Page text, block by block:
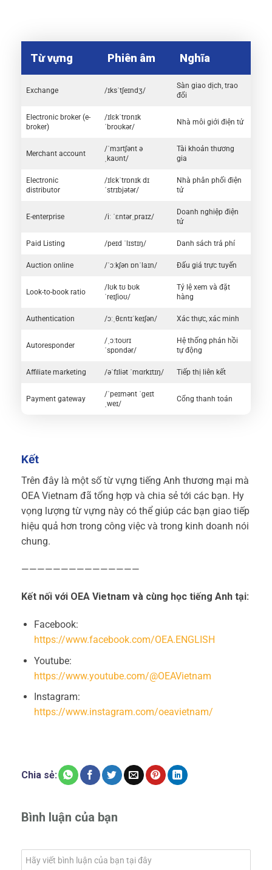
Từ vựng Phiên âm Nghĩa
Exchange /ɪksˈtʃeɪndʒ/
Sàn giao dịch, trao
đổi
Electronic broker (e-
broker)
/ɪlɛkˈtrɒnɪk
ˈbroʊkər/
Nhà môi giới điện tử
Merchant account
/ˈmɜrtʃənt ə
ˌkaʊnt/
Tài khoản thương
gia
Electronic
distributor
/ɪlɛkˈtrɒnɪk dɪ
ˈstrɪbjətər/
Nhà phân phối điện
tử
E-enterprise /iː ˈɛntərˌpraɪz/
Doanh nghiệp điện
tử
Paid Listing /peɪd ˈlɪstɪŋ/ Danh sách trả phí
Auction online /ˈɔːkʃən ɒnˈlaɪn/ Đấu giá trực tuyến
Look-to-book ratio
/lʊk tʊ bʊk
ˈreɪʃioʊ/
Tỷ lệ xem và đặt
hàng
Authentication /ɔːˌθɛntɪˈkeɪʃən/ Xác thực, xác minh
Autoresponder
/ˌɔːtoʊrɪ
ˈspɒndər/
Hệ thống phản hồi
tự động
Affiliate marketing /əˈfɪliət ˈmɑrkɪtɪŋ/ Tiếp thị liên kết
Payment gateway
/ˈpeɪmənt ˈɡeɪt
ˌweɪ/
Cổng thanh toán
Kết
Trên đây là một số từ vựng tiếng Anh thương mại mà
OEA Vietnam đã tổng hợp và chia sẻ tới các bạn. Hy
vọng lượng từ vựng này có thể giúp các bạn giao tiếp
hiệu quả hơn trong công việc và trong kinh doanh nói
chung.
———————————————
Kết nối với OEA Vietnam và cùng học tiếng Anh tại:
Facebook:
https://www.facebook.com/OEA.ENGLISH
Youtube:
https://www.youtube.com/@OEAVietnam
Instagram:
https://www.instagram.com/oeavietnam/
Chia sẻ:
Bình luận của bạn